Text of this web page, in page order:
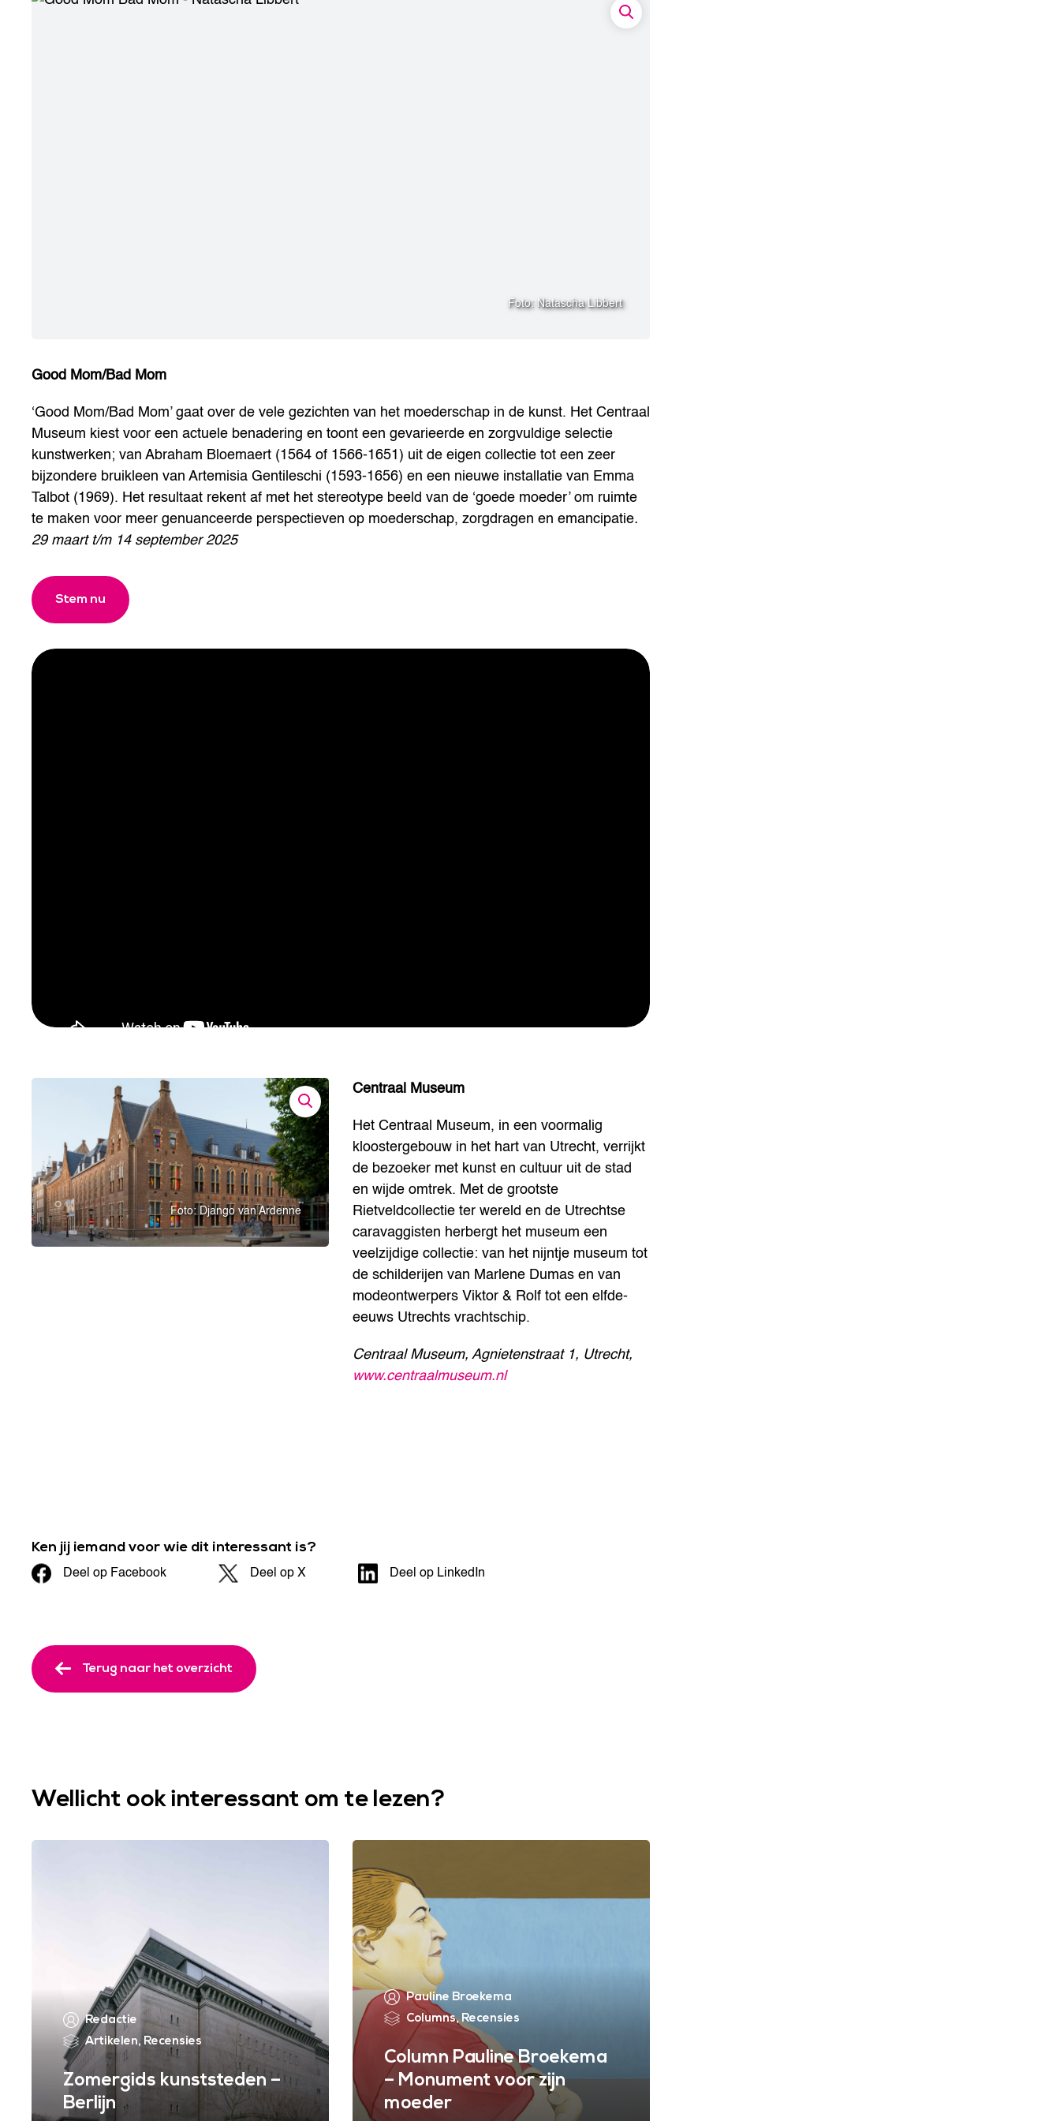
Foto: Natascha Libbert
Good Mom/Bad Mom
‘Good Mom/Bad Mom’ gaat over de vele gezichten van het moederschap in de kunst. Het Centraal
Museum kiest voor een actuele benadering en toont een gevarieerde en zorgvuldige selectie
kunstwerken; van Abraham Bloemaert (1564 of 1566-1651) uit de eigen collectie tot een zeer
bijzondere bruikleen van Artemisia Gentileschi (1593-1656) en een nieuwe installatie van Emma
Talbot (1969). Het resultaat rekent af met het stereotype beeld van de ‘goede moeder’ om ruimte
te maken voor meer genuanceerde perspectieven op moederschap, zorgdragen en emancipatie.
29 maart t/m 14 september 2025
Stem nu
Foto: Django van Ardenne
Centraal Museum
Het Centraal Museum, in een voormalig
kloostergebouw in het hart van Utrecht, verrijkt
de bezoeker met kunst en cultuur uit de stad
en wijde omtrek. Met de grootste
Rietveldcollectie ter wereld en de Utrechtse
caravaggisten herbergt het museum een
veelzijdige collectie: van het nijntje museum tot
de schilderijen van Marlene Dumas en van
modeontwerpers Viktor & Rolf tot een elfde-
eeuws Utrechts vrachtschip.
Centraal Museum, Agnietenstraat 1, Utrecht,
www.centraalmuseum.nl
Ken jij iemand voor wie dit interessant is?
Deel op Facebook Deel op X Deel op LinkedIn
Terug naar het overzicht
Wellicht ook interessant om te lezen?
Redactie
Artikelen, Recensies
Zomergids kunststeden –
Berlijn
Pauline Broekema
Columns,Recensies
Column Pauline Broekema
– Monument voor zijn
moeder